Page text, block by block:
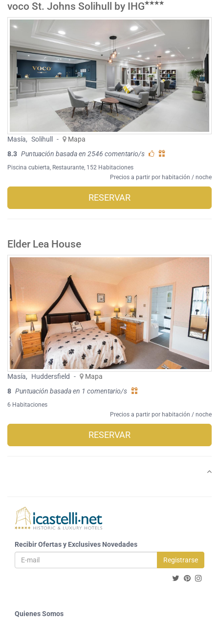
voco St. Johns Solihull by IHG
Masía, Solihull -
Mapa
8.3 Puntuación basada en 2546 comentario/s
Piscina cubierta Restaurante , 152 Habitaciones
Precios a partir por habitación / noche
RESERVAR
Elder Lea House
Masía, Huddersfield -
Mapa
8 Puntuación basada en 1 comentario/s
6 Habitaciones
Precios a partir por habitación / noche
RESERVAR
Recibir Ofertas y Exclusives Novedades
Registrarse
Quienes Somos